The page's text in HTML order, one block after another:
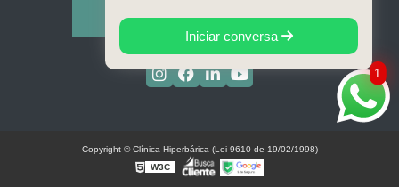
Mapa do site
1
Iniciar conversa
Copyright © Clínica Hiperbárica (Lei 9610 de 19/02/1998)
W3C